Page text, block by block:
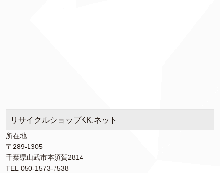
リサイクルショップKK.ネット
所在地
〒289-1305
千葉県山武市本須賀2814
TEL 050-1573-7538